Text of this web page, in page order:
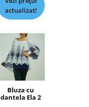
actualizat!
Bluza cu
dantela Ela 2